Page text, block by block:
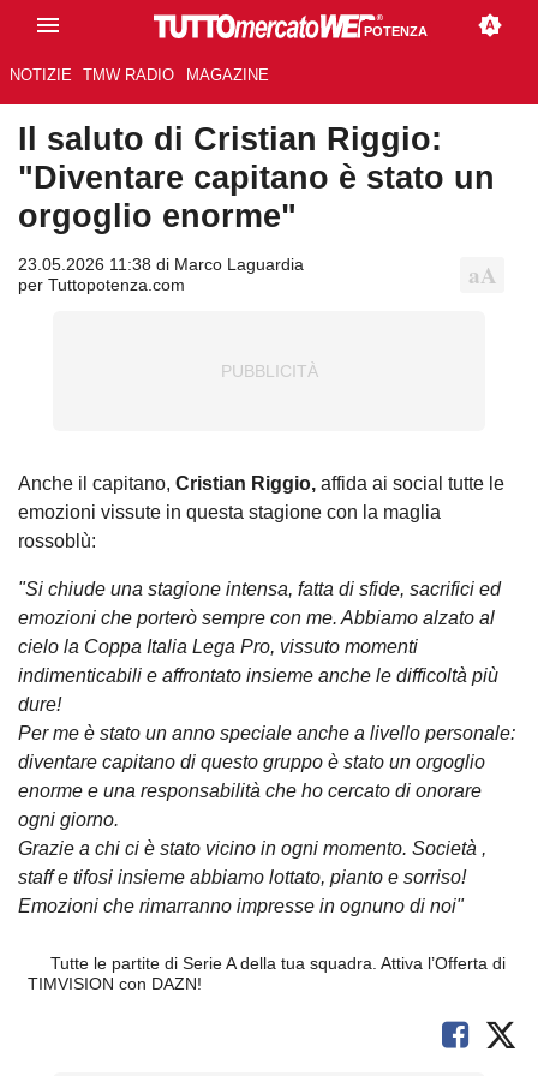
POTENZA
NOTIZIE TMW RADIO MAGAZINE
Il saluto di Cristian Riggio:
"Diventare capitano è stato un
orgoglio enorme"
23.05.2026 11:38 di Marco Laguardia
per Tuttopotenza.com
Anche il capitano, Cristian Riggio, affida ai social tutte le
emozioni vissute in questa stagione con la maglia
rossoblù:
"Si chiude una stagione intensa, fatta di sfide, sacrifici ed
emozioni che porterò sempre con me. Abbiamo alzato al
cielo la Coppa Italia Lega Pro, vissuto momenti
indimenticabili e affrontato insieme anche le difficoltà più
dure!
Per me è stato un anno speciale anche a livello personale:
diventare capitano di questo gruppo è stato un orgoglio
enorme e una responsabilità che ho cercato di onorare
ogni giorno.
Grazie a chi ci è stato vicino in ogni momento. Società ,
staff e tifosi insieme abbiamo lottato, pianto e sorriso!
Emozioni che rimarranno impresse in ognuno di noi"
Tutte le partite di Serie A della tua squadra. Attiva l’Offerta di
TIMVISION con DAZN!